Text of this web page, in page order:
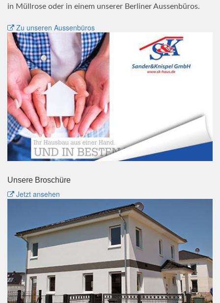
in Müllrose oder in einem unserer Berliner Aussenbüros.
Zu unseren Aussenbüros
Unsere Broschüre
Jetzt ansehen